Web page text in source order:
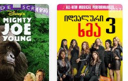
1998 2017